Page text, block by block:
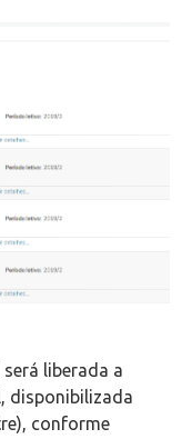
liberada a
disponibilizada
conforme